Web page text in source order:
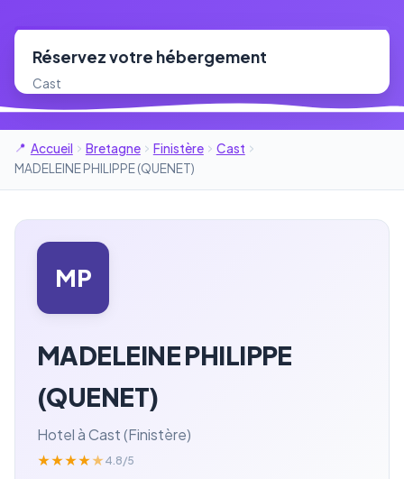
Réservez votre hébergement
Cast
Accueil Bretagne Finistère
Cast
MADELEINE PHILIPPE (QUENET)
MP
MADELEINE PHILIPPE
(QUENET)
Hotel à Cast (Finistère)
★★★★★ 4.8/5